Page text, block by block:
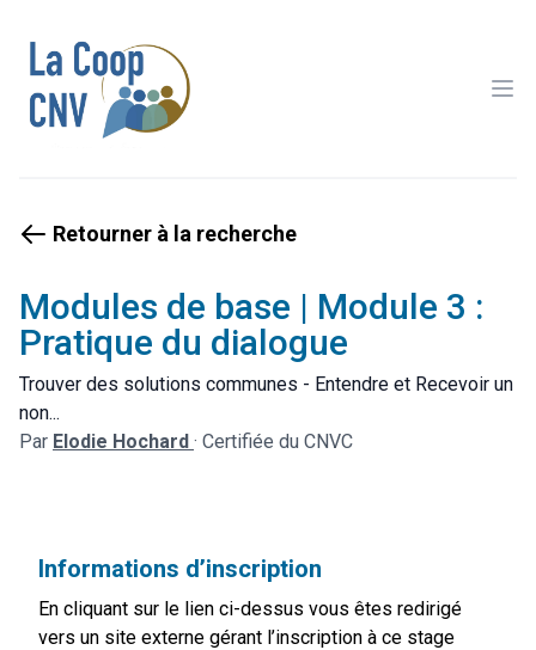
Retourner à la recherche
Modules de base | Module 3 :
Pratique du dialogue
Trouver des solutions communes - Entendre et Recevoir un
non...
Par Elodie Hochard · Certifiée du CNVC
Informations d’inscription
En cliquant sur le lien ci-dessus vous êtes redirigé
vers un site externe gérant l’inscription à ce stage